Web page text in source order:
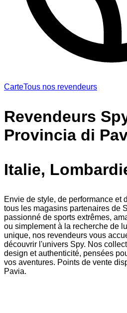
CarteTous nos revendeurs
Revendeurs
Provincia di
Italie,
Envie de style, de performance et
tous les magasins partenaires de
passionné de sports extrêmes,
ou simplement à la recherche de
unique, nos revendeurs vous
découvrir l'univers Spy. Nos
design et authenticité, pensées
vos aventures. Points de vente
Pavia.